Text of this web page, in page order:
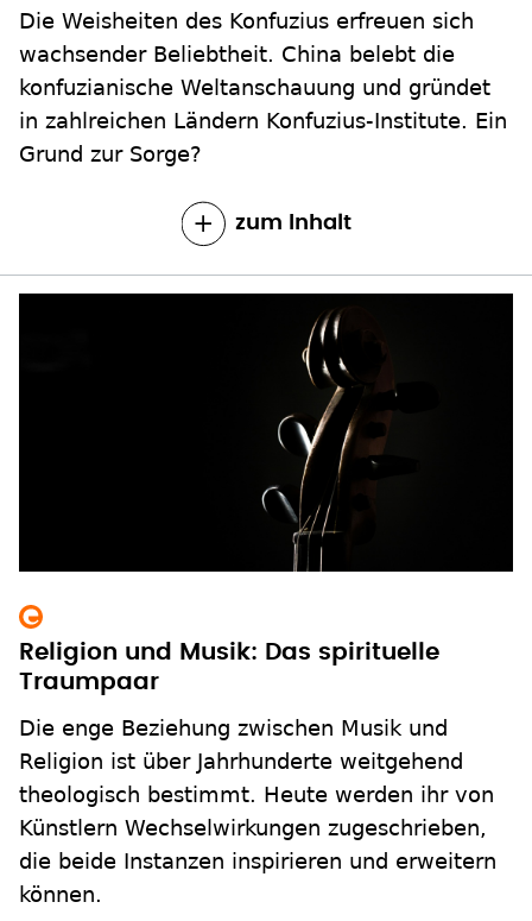
Die Weisheiten des Konfuzius erfreuen sich
wachsender Beliebtheit. China belebt die
konfuzianische Weltanschauung und gründet
in zahlreichen Ländern Konfuzius-Institute. Ein
Grund zur Sorge?
zum Inhalt
Religion und Musik: Das spirituelle
Traumpaar
Die enge Beziehung zwischen Musik und
Religion ist über Jahrhunderte weitgehend
theologisch bestimmt. Heute werden ihr von
Künstlern Wechselwirkungen zugeschrieben,
die beide Instanzen inspirieren und erweitern
können.